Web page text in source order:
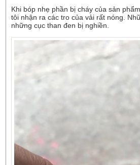
Khi bóp nhẹ phần bị cháy của sản
tôi nhận ra các tro của vải rất nóng.
những cục than đen bị nghiền.